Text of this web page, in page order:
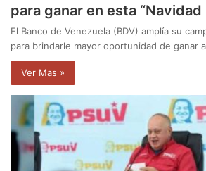
para ganar en esta “Navidad
El Banco de Venezuela (BDV) amplía su
para brindarle mayor oportunidad de ganar
Ver Mas »